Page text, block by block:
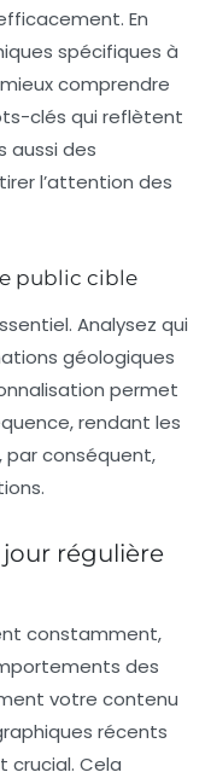
En
spécifiques à
comprendre
clés qui reflètent
aussi des
l’attention des
public cible
Analysez qui
géologiques
permet
rendant les
conséquent,
jour régulière
constamment,
des
votre contenu
récents
crucial. Cela